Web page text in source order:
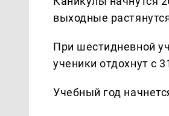
выходные
При шестидневной
ученики отдохнут с
Учебный год